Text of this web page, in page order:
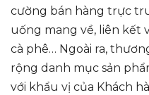
cường bán hàng trực
uống mang về, liên kết
cà phê… Ngoài ra,
rộng danh mục sản
với khẩu vị của Khách